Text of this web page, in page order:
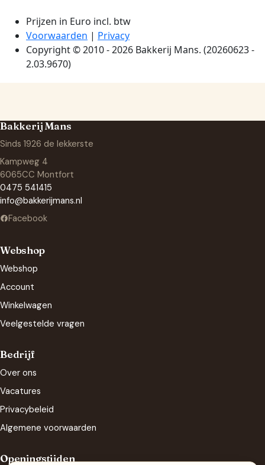
Bakkerij Mans
Sinds 1926 de lekkerste
Kampweg 4
6065CC Montfort
0475 541415
info@bakkerijmans.nl
Facebook
Webshop
Webshop
Account
Winkelwagen
Veelgestelde vragen
Bedrijf
Over ons
Vacatures
Privacybeleid
Algemene voorwaarden
Openingstijden